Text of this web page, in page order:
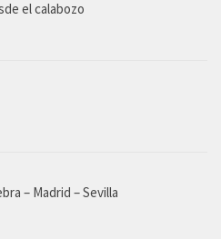
el calabozo
– Madrid – Sevilla